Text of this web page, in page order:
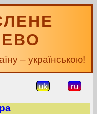
– українською!
uk ru